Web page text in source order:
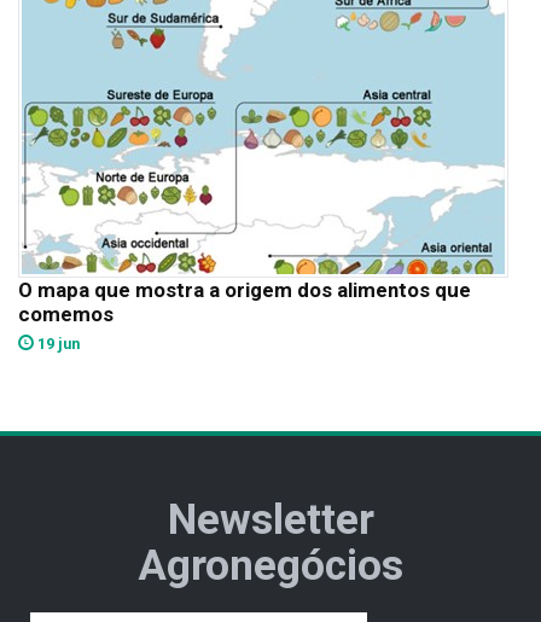
O mapa que mostra a origem dos alimentos que
comemos
19 jun
Newsletter
Agronegócios